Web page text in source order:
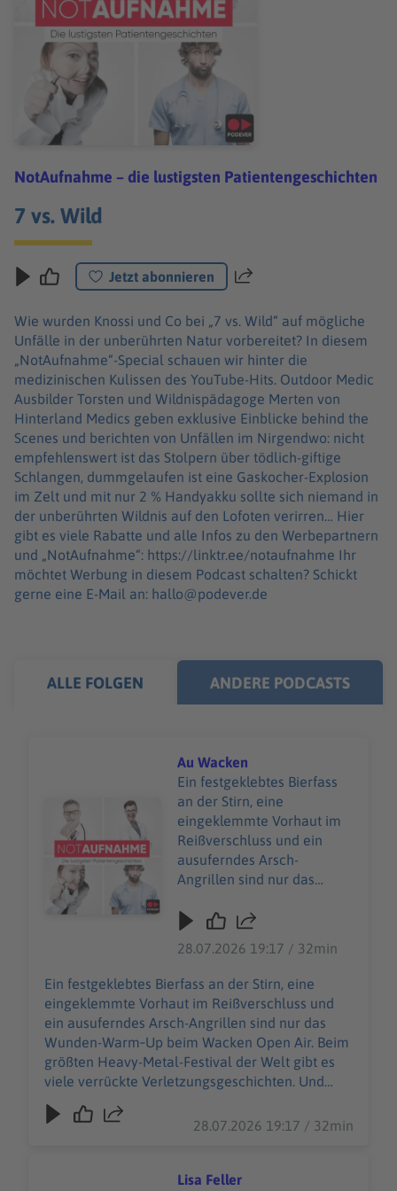
NotAufnahme – die lustigsten Patientengeschichten
7 vs. Wild
Jetzt abonnieren Teilen
Wie wurden Knossi und Co bei „7 vs. Wild“ auf mögliche
Unfälle in der unberührten Natur vorbereitet? In diesem
„NotAufnahme“-Special schauen wir hinter die
medizinischen Kulissen des YouTube-Hits. Outdoor Medic
Ausbilder Torsten und Wildnispädagoge Merten von
Hinterland Medics geben exklusive Einblicke behind the
Scenes und berichten von Unfällen im Nirgendwo: nicht
empfehlenswert ist das Stolpern über tödlich-giftige
Schlangen, dummgelaufen ist eine Gaskocher-Explosion
im Zelt und mit nur 2 % Handyakku sollte sich niemand in
der unberührten Wildnis auf den Lofoten verirren… Hier
gibt es viele Rabatte und alle Infos zu den Werbepartnern
und „NotAufnahme“: https://linktr.ee/notaufnahme Ihr
möchtet Werbung in diesem Podcast schalten? Schickt
gerne eine E-Mail an: hallo@podever.de
ALLE FOLGEN ANDERE PODCASTS
Audiotitel - Au Wacken
Au Wacken
Ein festgeklebtes Bierfass
an der Stirn, eine
eingeklemmte Vorhaut im
Reißverschluss und ein
ausuferndes Arsch-
Angrillen sind nur das
Wacken Open Air. Beim
Festival der Welt gibt es
viele verrückte
Verletzungsgeschichten.
Und Wiebke Düsberg
macht sich nicht vom
(berühmtesten) Acker,
sondern nimmt die
heilende Herausforderung
500 weiteren
Rescue Squads. 85.000
28.07.2026 19:17 / 32min
Ein festgeklebtes Bierfass an der Stirn, eine
eingeklemmte Vorhaut im Reißverschluss und
ein ausuferndes Arsch-Angrillen sind nur das
Wunden-Warm‑Up beim Wacken Open Air. Beim
größten Heavy-Metal-Festival der Welt gibt es
viele verrückte Verletzungsgeschichten. Und
Wiebke Düsberg macht sich nicht vom
(berühmtesten) Acker, sondern nimmt die
Rescue Squads. 85.000 W:O:A-Fans sind in guten
28.07.2026 19:17 / 32min
Lisa Feller